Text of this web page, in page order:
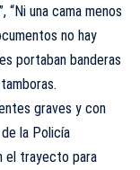
“Ni una cama menos
no hay
portaban banderas
graves y con
la Policía
el trayecto para